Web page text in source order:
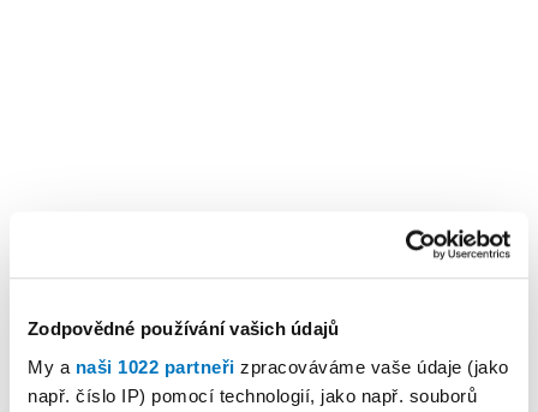
Zodpovědné používání vašich údajů
My a naši 1022 partneři zpracováváme vaše údaje (jako
např. číslo IP) pomocí technologií, jako např. souborů